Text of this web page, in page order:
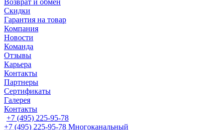
Возврат и обмен
Скидки
Гарантия на товар
Компания
Новости
Команда
Отзывы
Карьера
Контакты
Партнеры
Сертификаты
Галерея
Контакты
+7 (495) 225-95-78
+7 (495) 225-95-78 Многоканальный